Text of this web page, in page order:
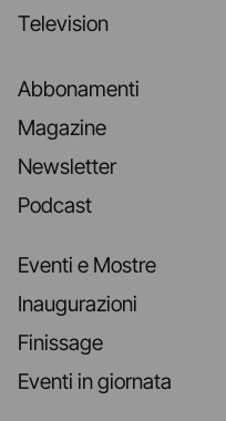
Television
Abbonamenti
Magazine
Newsletter
Podcast
Eventi e Mostre
Inaugurazioni
Finissage
Eventi in giornata